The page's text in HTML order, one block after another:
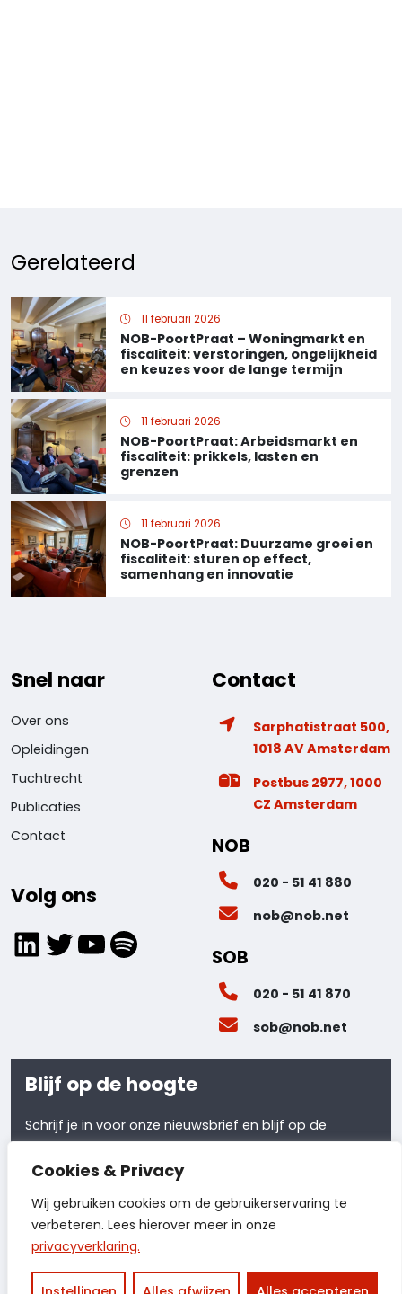
Cookies & Privacy
Wij gebruiken cookies om de gebruikerservaring te
verbeteren. Lees hierover meer in onze
privacyverklaring.
Gerelateerd
NOB-PoortPraat – Woningmarkt en
fiscaliteit: verstoringen, ongelijkheid
en keuzes voor de lange termijn
11 februari 2026
NOB-PoortPraat: Arbeidsmarkt en
fiscaliteit: prikkels, lasten en
grenzen
11 februari 2026
NOB-PoortPraat: Duurzame groei en
fiscaliteit: sturen op effect,
samenhang en innovatie
11 februari 2026
Snel naar
Over ons
Opleidingen
Tuchtrecht
Publicaties
Contact
Volg ons
LinkedIn
Twitter
YouTube
Spotify
Contact
Sarphatistraat 500,
1018 AV Amsterdam
Postbus 2977, 1000
CZ Amsterdam
NOB
020 - 51 41 880
nob@nob.net
SOB
020 - 51 41 870
sob@nob.net
Blijf op de hoogte
Schrijf je in voor onze nieuwsbrief en blijf op de
hoogte van al ons laatste nieuws.
Meld je aan
© 2026 - NOB Privacyverklaring